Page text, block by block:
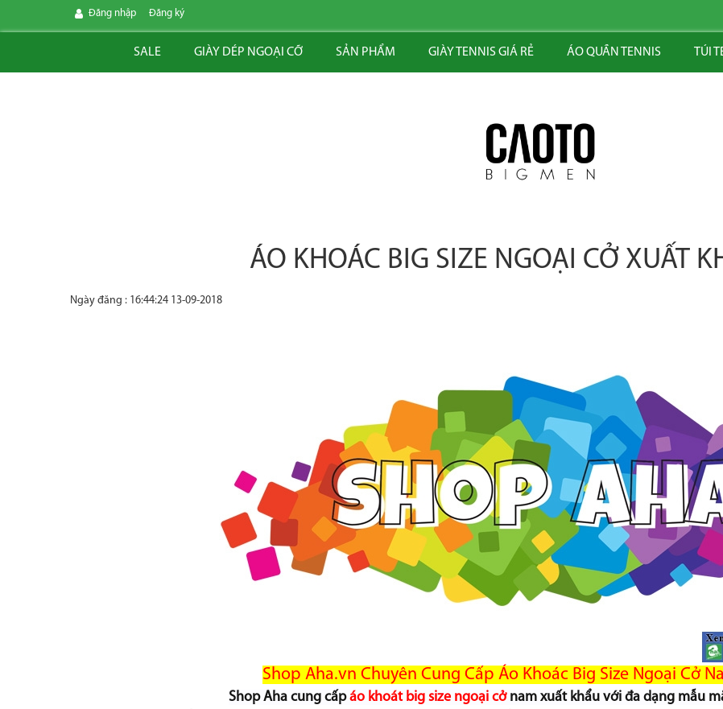
Đăng nhập Đăng ký
SALE GIÀY DÉP NGOẠI CỠ SẢN PHẨM GIÀY TENNIS GIÁ RẺ ÁO QUẦN TENNIS TÚI
ÁO KHOÁC BIG SIZE NGOẠI CỞ XUẤT
Ngày đăng : 16:44:24 13-09-2018
Shop Aha.vn Chuyên Cung Cấp Áo Khoác Big Size Ngoại Cở
Shop Aha cung cấpáo khoát big size ngoại cởnam xuất khẩu với đa dạng mẫu